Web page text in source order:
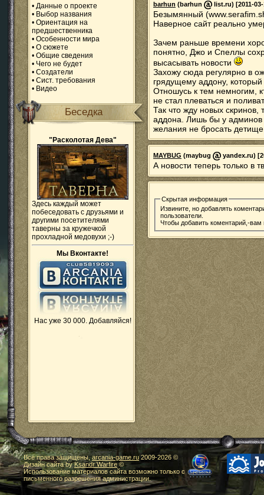
• Данные о проекте
• Выбор названия
• Ориентация на
предшественника
• Особенности мира
• О сюжете
• Общие сведения
• Чего не будет
• Создатели
• Сист. требования
• Видео
Беседка
"Расколотая Дева"
Здесь каждый может
побеседовать с друзьями и
другими посетителями
таверны за кружечкой
прохладной медовухи ;-)
Мы Вконтакте!
Нас уже 30 000. Добавляйся!
barhun (barhun list.ru) [2011-
Безымянный
Наверное сайт реально
Зачем раньше времени
понятно, Джо и Спеллы
высасывать новости
Захожу сюда регулярно в
грядущему аддону,
Отношусь к тем немногим,
не стал плеваться и
Так что жду новых скринов,
аддона. Лишь бы у админов
желания не бросать
MAYBUG (maybug yandex.ru)
А новости теперь только в
Скрытая информация
Извините, но добавлять
пользователи.
Чтобы добавить коментарий,-
Все права защищены,arcania-game.ru2009-2026 ©
Дизайн сайта byKsandr Warfire©
Использование материалов сайта возможно только с
письменного разрешения администрации.